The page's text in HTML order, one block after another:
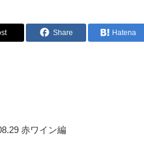
Share Hatena
赤ワイン編